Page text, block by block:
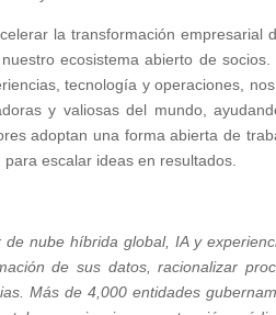
la transformación
ecosistema abierto de
tecnología y operaciones,
y valiosas del mundo,
adoptan una forma abierta de
escalar ideas en resultados.
nube híbrida global, IA y
de sus datos, racionalizar
Más de 4,000 entidades